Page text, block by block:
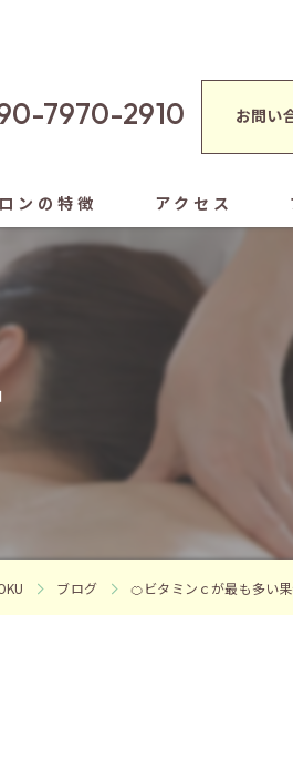
7970-2910 お問い
ンの特徴
し
ャルエステ
し
アクセス
ブログ 🍊ビタミンｃが最も多い